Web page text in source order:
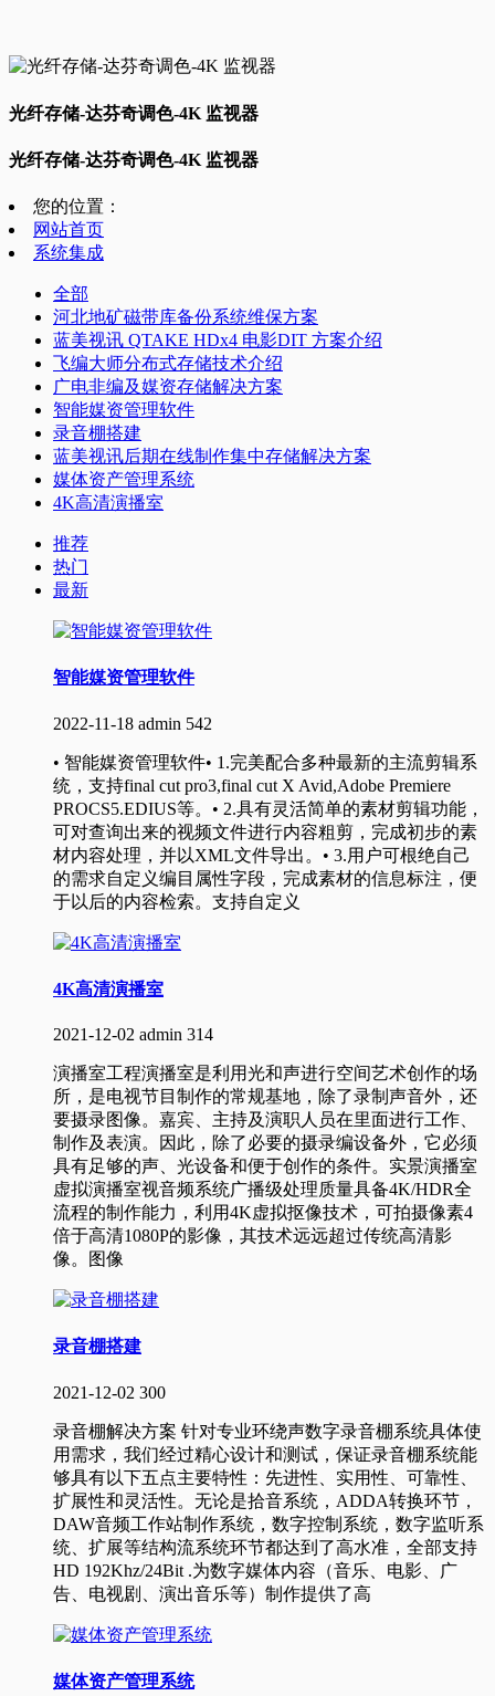
光纤存储-达芬奇调色-4K 监视器
光纤存储-达芬奇调色-4K 监视器
您的位置：
网站首页
系统集成
全部
河北地矿磁带库备份系统维保方案
蓝美视讯 QTAKE HDx4 电影DIT 方案介绍
飞编大师分布式存储技术介绍
广电非编及媒资存储解决方案
智能媒资管理软件
录音棚搭建
蓝美视讯后期在线制作集中存储解决方案
媒体资产管理系统
4K高清演播室
推荐
热门
最新
智能媒资管理软件
2022-11-18 admin 542
• 智能媒资管理软件• 1.完美配合多种最新的主流剪辑系
统，支持final cut pro3,final cut X Avid,Adobe Premiere
PROCS5.EDIUS等。• 2.具有灵活简单的素材剪辑功能，
可对查询出来的视频文件进行内容粗剪，完成初步的素
材内容处理，并以XML文件导出。• 3.用户可根绝自己
的需求自定义编目属性字段，完成素材的信息标注，便
于以后的内容检索。支持自定义
4K高清演播室
2021-12-02 admin 314
演播室工程演播室是利用光和声进行空间艺术创作的场
所，是电视节目制作的常规基地，除了录制声音外，还
要摄录图像。嘉宾、主持及演职人员在里面进行工作、
制作及表演。因此，除了必要的摄录编设备外，它必须
具有足够的声、光设备和便于创作的条件。实景演播室
虚拟演播室视音频系统广播级处理质量具备4K/HDR全
流程的制作能力，利用4K虚拟抠像技术，可拍摄像素4
倍于高清1080P的影像，其技术远远超过传统高清影
像。图像
录音棚搭建
2021-12-02 300
录音棚解决方案 针对专业环绕声数字录音棚系统具体使
用需求，我们经过精心设计和测试，保证录音棚系统能
够具有以下五点主要特性：先进性、实用性、可靠性、
扩展性和灵活性。无论是拾音系统，ADDA转换环节，
DAW音频工作站制作系统，数字控制系统，数字监听系
统、扩展等结构流系统环节都达到了高水准，全部支持
HD 192Khz/24Bit .为数字媒体内容（音乐、电影、广
告、电视剧、演出音乐等）制作提供了高
媒体资产管理系统